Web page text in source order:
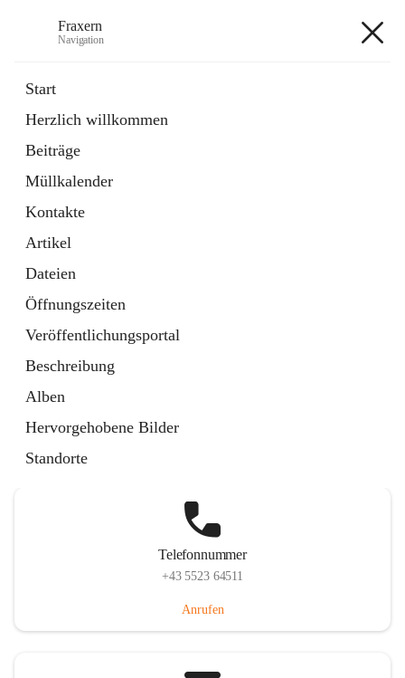
Fraxern
Navigation
Start
Herzlich willkommen
Beiträge
Müllkalender
Kontakte
Artikel
Dateien
Öffnungszeiten
Veröffentlichungsportal
Beschreibung
Alben
Hervorgehobene Bilder
Standorte
Ordner
in
Tab
Formulare
Artikel
öffnet
in
neuem
Tab
Telefonnummer
+43 5523 64511
Anrufen